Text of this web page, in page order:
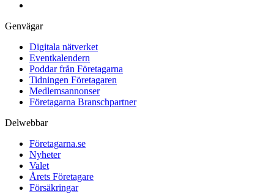
Genvägar
Digitala nätverket
Eventkalendern
Poddar från Företagarna
Tidningen Företagaren
Medlemsannonser
Företagarna Branschpartner
Delwebbar
Företagarna.se
Nyheter
Valet
Årets Företagare
Försäkringar